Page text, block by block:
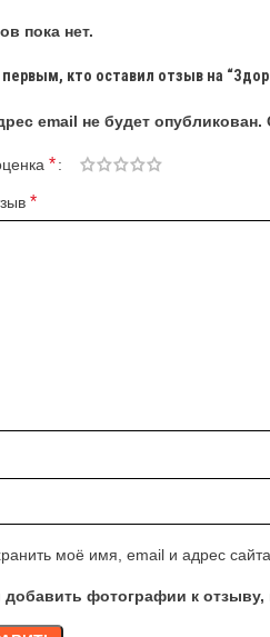
пока нет.
первым, кто оставил отзыв на
email не будет опубликован.
*
*
моё имя, email и адрес
фотографии к